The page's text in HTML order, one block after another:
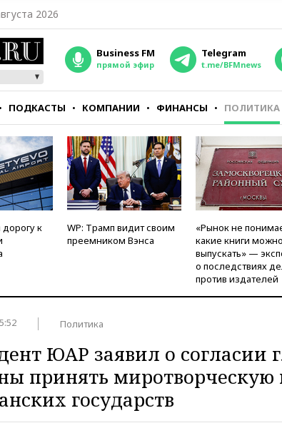
2026
Business FM
прямой эфир
Telegram
t.me/BFMnews
ПОДКАСТЫ КОМПАНИИ ФИНАНСЫ ПОЛИТИКА
к
WP: Трамп видит своим
преемником Вэнса
«Рынок не
какие книги можно
выпускать» —
о последствиях
против издателей
Политика
ЮАР заявил о согласии
принять
государств